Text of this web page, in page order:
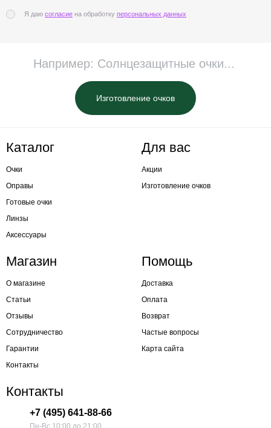
Я даю согласие на обработку персональных данных
Изготовление очков
Каталог
Очки
Оправы
Готовые очки
Линзы
Аксессуары
Для вас
Акции
Изготовление очков
Магазин
О магазине
Статьи
Отзывы
Сотрудничество
Гарантии
Контакты
Помощь
Доставка
Оплата
Возврат
Частые вопросы
Карта сайта
Контакты
+7 (495) 641-88-66
Пн-Вс 10:00 до 21:00